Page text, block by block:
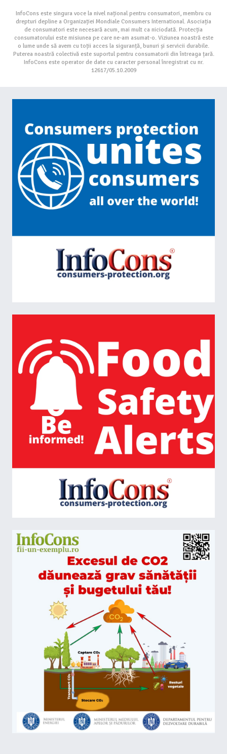
InfoCons este singura voce la nivel național pentru consumatori, membru cu
drepturi depline a Organizației Mondiale Consumers International. Asociația
de consumatori este necesară acum, mai mult ca niciodată. Protecția
consumatorului este misiunea pe care ne-am asumat-o. Viziunea noastră este
o lume unde să avem cu toții acces la siguranță, bunuri și servicii durabile.
Puterea noastră colectivă este suportul pentru consumatorii din întreaga țară.
InfoCons este operator de date cu caracter personal înregistrat cu nr.
12617/05.10.2009